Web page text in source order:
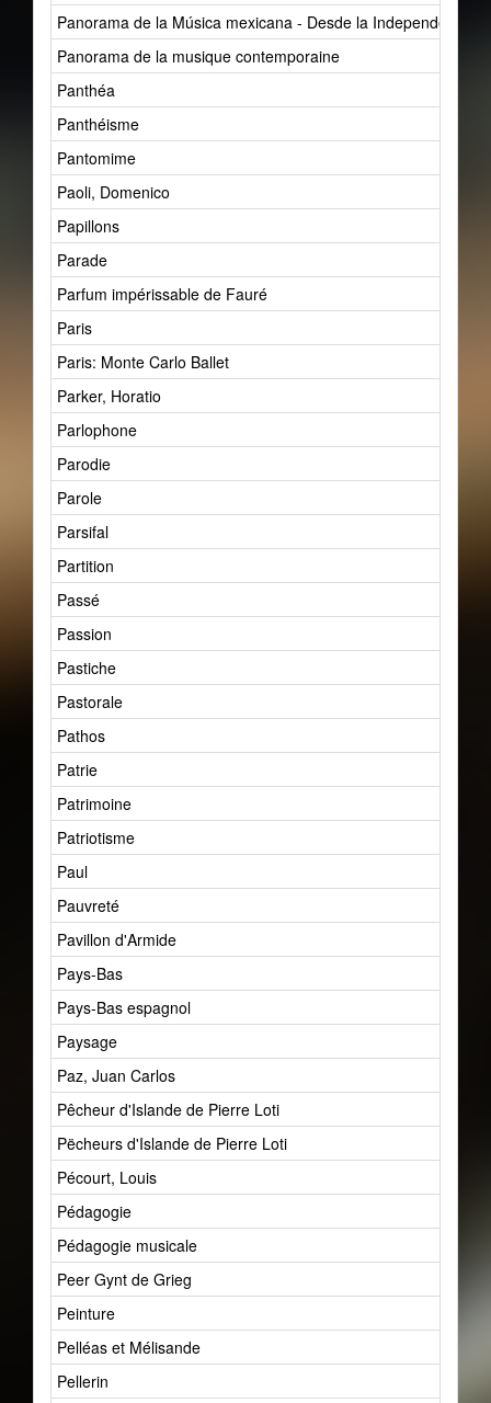
Panorama de la Música mexicana - Desde la Independencia
Panorama de la musique contemporaine
Panthéa
Panthéisme
Pantomime
Paoli, Domenico
Papillons
Parade
Parfum impérissable de Fauré
Paris
Paris: Monte Carlo Ballet
Parker, Horatio
Parlophone
Parodie
Parole
Parsifal
Partition
Passé
Passion
Pastiche
Pastorale
Pathos
Patrie
Patrimoine
Patriotisme
Paul
Pauvreté
Pavillon d'Armide
Pays-Bas
Pays-Bas espagnol
Paysage
Paz, Juan Carlos
Pêcheur d'Islande de Pierre Loti
Pëcheurs d'Islande de Pierre Loti
Pécourt, Louis
Pédagogie
Pédagogie musicale
Peer Gynt de Grieg
Peinture
Pelléas et Mélisande
Pellerin